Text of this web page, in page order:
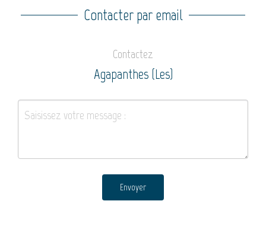
Contacter par email
Contactez
Agapanthes (Les)
Envoyer